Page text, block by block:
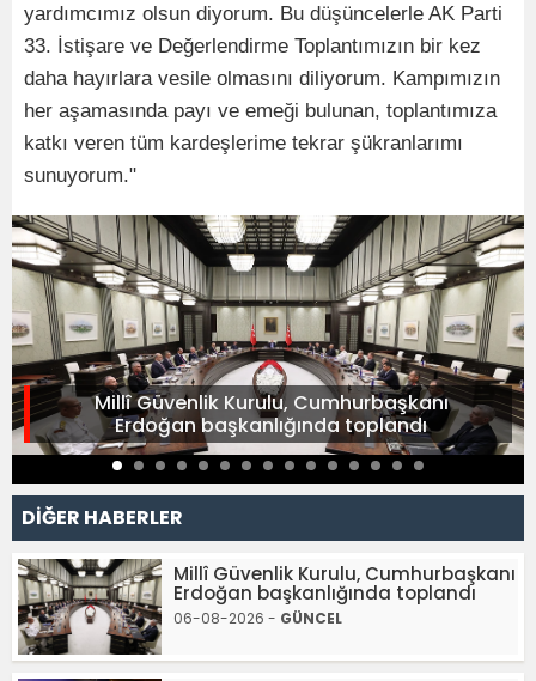
yardımcımız olsun diyorum. Bu düşüncelerle AK Parti
33. İstişare ve Değerlendirme Toplantımızın bir kez
daha hayırlara vesile olmasını diliyorum. Kampımızın
her aşamasında payı ve emeği bulunan, toplantımıza
katkı veren tüm kardeşlerime tekrar şükranlarımı
sunuyorum."
Millî Güvenlik Kurulu, Cumhurbaşkanı
Erdoğan başkanlığında toplandı
DİĞER HABERLER
Millî Güvenlik Kurulu, Cumhurbaşkanı
Erdoğan başkanlığında toplandı
06-08-2026 - GÜNCEL